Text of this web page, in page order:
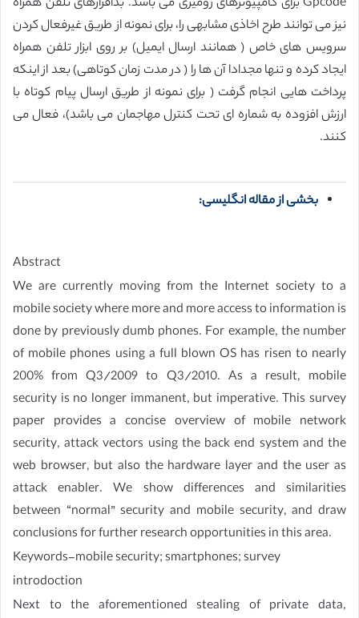
نیز می توانند طرح اخاذی مشابهی را، برای نمونه از طریق غیرفعال کردن
سرویس های خاص ( همانند ارسال ایمیل) بر روی ابزار تلفن همراه
ایجاد کرده و تنها مجدادا آن ها را ( در مدت زمان کوتاهی) بعد از اینکه
پرداخت هایی انجام گرفت ( برای نمونه از طریق ارسال پیام کوتاه با
ارزش افزوده به شماره ای تحت کنترل مهاجمان می باشد)، فعال می
کنند.
بخشی از مقاله انگلیسی:
Abstract
We are currently moving from the Internet society to a
mobile society where more and more access to information is
done by previously dumb phones. For example, the number
of mobile phones using a full blown OS has risen to nearly
200% from Q3/2009 to Q3/2010. As a result, mobile
security is no longer immanent, but imperative. This survey
paper provides a concise overview of mobile network
security, attack vectors using the back end system and the
web browser, but also the hardware layer and the user as
attack enabler. We show differences and similarities
between “normal” security and mobile security, and draw
conclusions for further research opportunities in this area.
Keywords-mobile security; smartphones; survey
introdoction
Next to the aforementioned stealing of private data,